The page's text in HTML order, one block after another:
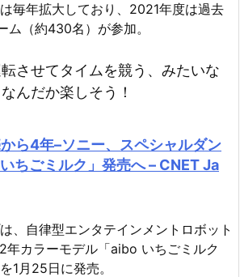
毎年拡大しており、2021年度は過去
ム（約430名）が参加。
させてタイムを競う、みたいな
んだか楽しそう！
から4年–ソニー、スペシャルダン
ちごミルク」発売へ – CNET Ja
、自律型エンタテインメントロボット
年カラーモデル「aibo いちごミルク
1月25日に発売。